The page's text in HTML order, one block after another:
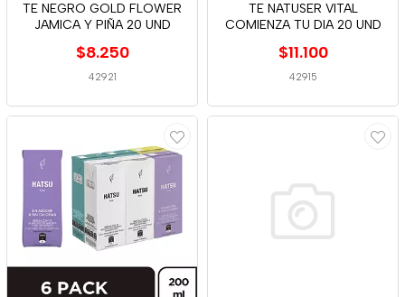
TE NEGRO GOLD FLOWER
JAMICA Y PIÑA 20 UND
$8.250
42921
TE NATUSER VITAL
COMIENZA TU DIA 20 UND
$11.100
42915